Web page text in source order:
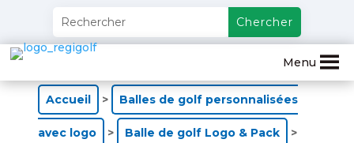
Menu
Accueil > Balles de golf personnalisées
avec logo > Balle de golf Logo & Pack >